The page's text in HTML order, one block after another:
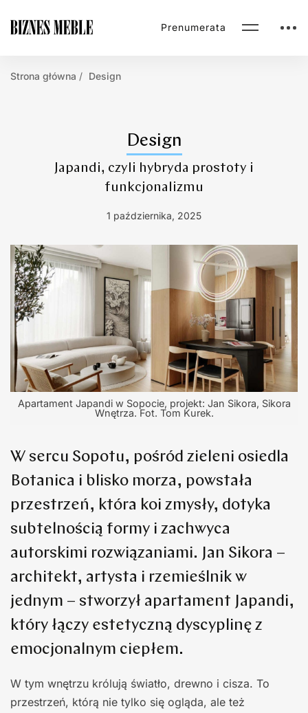
Prenumerata
Strona główna Design
Design
Japandi, czyli hybryda prostoty i
funkcjonalizmu
1 października, 2025
Apartament Japandi w Sopocie, projekt: Jan Sikora, Sikora
Wnętrza. Fot. Tom Kurek.
W sercu Sopotu, pośród zieleni osiedla
Botanica i blisko morza, powstała
przestrzeń, która koi zmysły, dotyka
subtelnością formy i zachwyca
autorskimi rozwiązaniami. Jan Sikora –
architekt, artysta i rzemieślnik w
jednym – stworzył apartament Japandi,
który łączy estetyczną dyscyplinę z
emocjonalnym ciepłem.
W tym wnętrzu królują światło, drewno i cisza. To
przestrzeń, którą nie tylko się ogląda, ale też